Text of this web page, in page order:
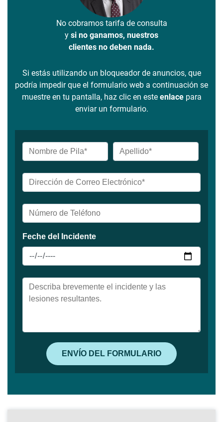
No cobramos tarifa de consulta
y si no ganamos, nuestros
clientes no deben nada.
Si estás utilizando un bloqueador de anuncios, que
podría impedir que el formulario web a continuación se
muestre en tu pantalla, haz clic en este enlacepara
enviar un formulario.